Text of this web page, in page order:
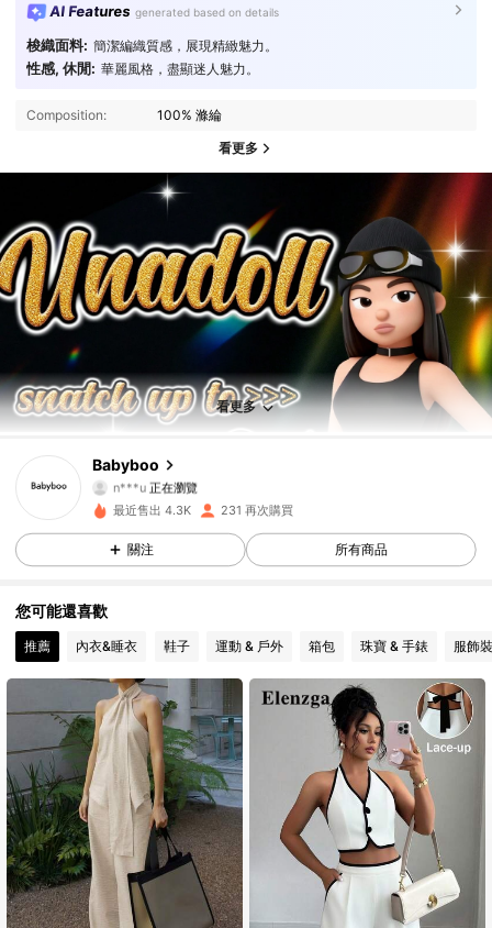
AI Features generated based on details
梭織面料: 簡潔編織質感，展現精緻魅力。
性感, 休閒: 華麗風格，盡顯迷人魅力。
Composition: 100% 滌綸
看更多
看更多
Babyboo
4.85 1.5K 追蹤者
4.85 1.5K 追蹤者
1.5K 追蹤者
4.85 1.5K 追蹤者
4.85 1.5K 追蹤者
4.85 1.5K 追蹤者
4.85 1.5K 追蹤者
4.85 1.5K 追蹤者
4.85 1.5K 追蹤者
4.85 1.5K 追蹤者
最近售出 4.3K 231 再次購買
關注 所有商品
您可能還喜歡
推薦 內衣&睡衣 鞋子 運動 & 戶外 箱包 珠寶 & 手錶 服飾